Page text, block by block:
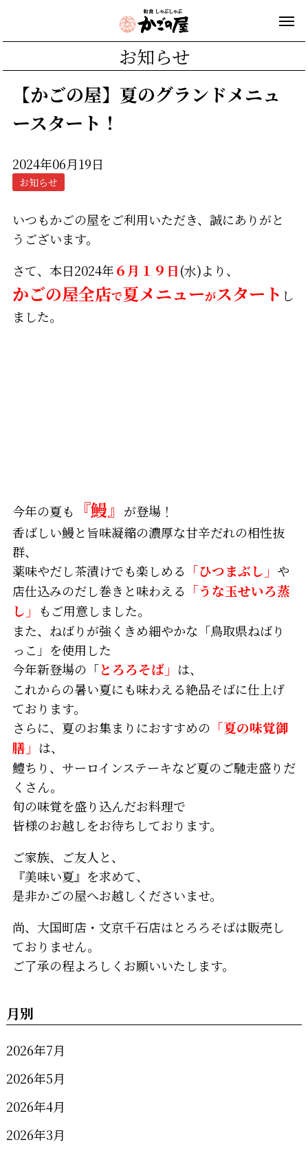
お知らせ
【かごの屋】夏のグランドメニュ
ースタート！
2024年06月19日
お知らせ
いつもかごの屋をご利用いただき、誠にありがと
うございます。
さて、本日2024年６月１９日(水)より、
かごの屋全店で夏メニューがスタート し
ました。
今年の夏も 『鰻』 が登場！
香ばしい鰻と旨味凝縮の濃厚な甘辛だれの相性抜
群、
薬味やだし茶漬けでも楽しめる 「ひつまぶし」 や
店仕込みのだし巻きと味わえる 「うな玉せいろ蒸
し」
もご用意しました。
また、ねばりが強くきめ細やかな「鳥取県ねばり
っこ」を使用した
今年新登場の「とろろそば」 は、
これからの暑い夏にも味わえる絶品そばに仕上げ
ております。
さらに、夏のお集まりにおすすめの 「夏の味覚御
膳」 は、
鱧ちり、サーロインステーキなど夏のご馳走盛りだ
くさん。
旬の味覚を盛り込んだお料理で
皆様のお越しをお待ちしております。
ご家族、ご友人と、
『美味い夏』を求めて、
是非かごの屋へお越しくださいませ。
尚、大国町店・文京千石店はとろろそばは販売し
ておりません。
ご了承の程よろしくお願いいたします。
月別
2026年7月
2026年5月
2026年4月
2026年3月